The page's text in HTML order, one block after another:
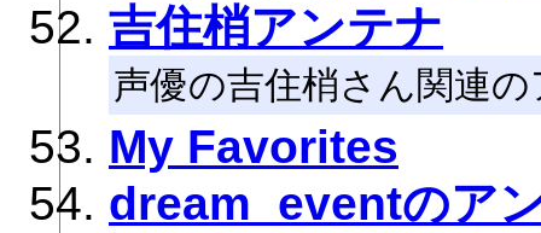
吉住梢アンテナ
声優の吉住梢さん関連
My Favorites
dream_eventのア